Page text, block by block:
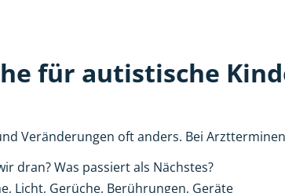
für autistische
Veränderungen oft anders. Bei
dran? Was passiert als Nächstes?
Licht, Gerüche, Berührungen, Geräte